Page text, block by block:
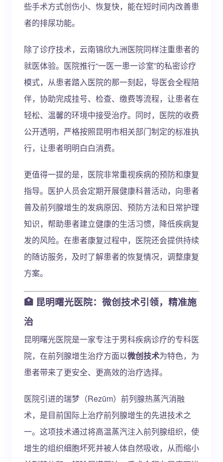
些手术方式创伤小、恢复快，能在短时间内改善患
者的排尿功能。
除了诊疗技术，云南锦欣九洲医院同样注重患者的
就医体验。医院推行“一医一患一诊室”的私密诊疗
模式，从患者踏入医院的那一刻起，导医会全程陪
伴，协助完成挂号、检查、缴费等流程，让患者在
轻松、温馨的环境中接受治疗。同时，医院的收费
公开透明，严格按照昆明市相关部门制定的标准执
行，让患者明明白白消费。
更值得一提的是，医院非常重视疾病的预防和康复
指导。医护人员会定期开展健康科普活动，向患者
普及前列腺增生的发病原因、预防方法和日常护理
知识，帮助患者建立健康的生活习惯，降低疾病复
发的风险。在患者康复过程中，医院还会提供持续
的随访服务，及时了解患者的恢复情况，调整康复
方案。
🏥 昆明曙光医院：微创技术引领，精准施
治
昆明曙光医院是一家专注于男科疾病诊疗的专科医
院，在前列腺增生治疗方面以微创技术为特色，为
患者带来了更安全、更高效的治疗选择。
医院引进的瑞梦（Rezūm）前列腺热蒸汽消融
术，是目前国际上治疗前列腺增生的先进技术之
一。这项技术通过将高温蒸汽注入前列腺组织，使
增生的组织细胞坏死并被人体自然吸收，从而缩小